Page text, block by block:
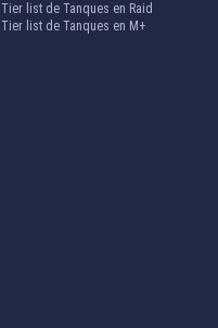
Tier list de Tanques en Raid
Tier list de Tanques en M+